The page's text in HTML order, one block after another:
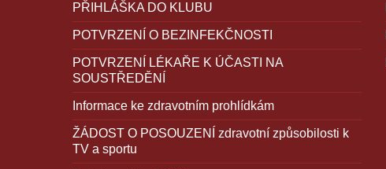
PŘIHLÁŠKA DO KLUBU
POTVRZENÍ O BEZINFEKČNOSTI
POTVRZENÍ LÉKAŘE K ÚČASTI NA
SOUSTŘEDĚNÍ
Informace ke zdravotním prohlídkám
ŽÁDOST O POSOUZENÍ zdravotní způsobilosti k
TV a sportu